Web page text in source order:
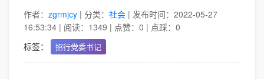
作者： zgrmjcy | 分类： 社会 | 发布时间：2022-05-27
16:53:34 | 阅读：1349 | 点赞：0 | 点踩：0
标签：
招行党委书记